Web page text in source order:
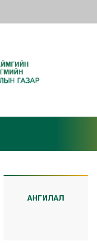
АНГИЛАЛ